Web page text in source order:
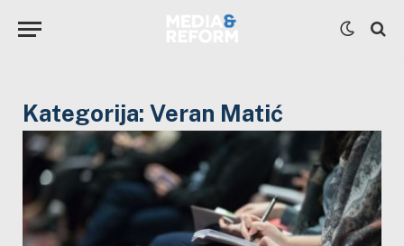
Kategorija: Veran Matić